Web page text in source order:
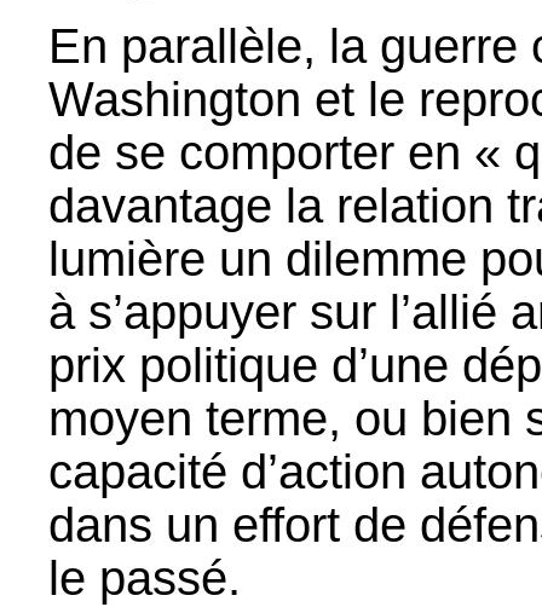
En parallèle, la guerre
Washington et le
de se comporter en «
davantage la relation
lumière un dilemme
à s’appuyer sur l’allié
prix politique d’une
moyen terme, ou bien
capacité d’action
dans un effort de
le passé.